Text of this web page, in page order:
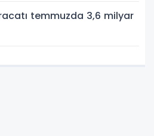
temmuzda 3,6 milyar